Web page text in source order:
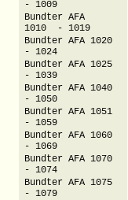
- 1009
Bundter AFA
1010 - 1019
Bundter AFA 1020
- 1024
Bundter AFA 1025
- 1039
Bundter AFA 1040
- 1050
Bundter AFA 1051
- 1059
Bundter AFA 1060
- 1069
Bundter AFA 1070
- 1074
Bundter AFA 1075
- 1079